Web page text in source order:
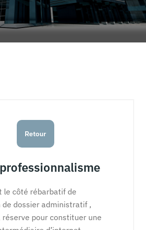
Retour
le côté rébarbatif de
dossier administratif ,
réserve pour constituer une